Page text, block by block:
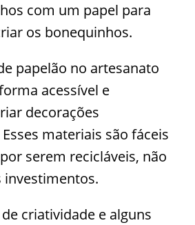
com um papel para
os bonequinhos.
papelão no artesanato
acessível e
decorações
materiais são fáceis
serem recicláveis, não
investimentos.
criatividade e alguns